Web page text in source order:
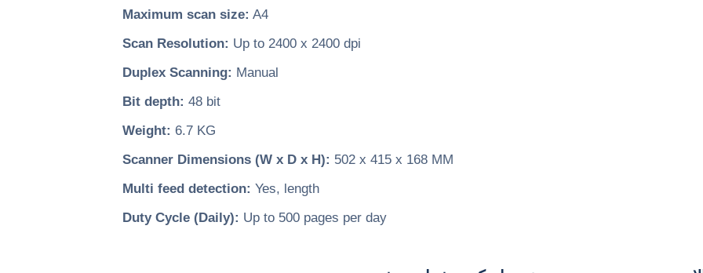
Maximum scan size: A4
Scan Resolution: Up to 2400 x 2400 dpi
Duplex Scanning: Manual
Bit depth: 48 bit
Weight: 6.7 KG
Scanner Dimensions (W x D x H): 502 x 415 x 168 MM
Multi feed detection: Yes, length
Duty Cycle (Daily): Up to 500 pages per day